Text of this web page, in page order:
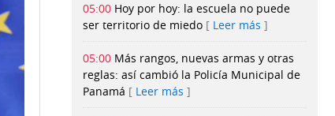
05:00 Hoy por hoy: la escuela no puede
ser territorio de miedo
Leer más
05:00 Más rangos, nuevas armas y otras
reglas: así cambió la Policía Municipal de
Panamá
Leer más